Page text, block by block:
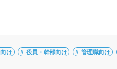
け 役員・幹部向け 管理職向け